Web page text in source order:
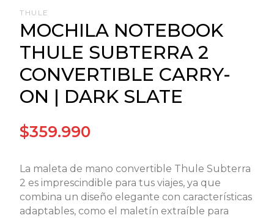
THULE
MOCHILA NOTEBOOK
THULE SUBTERRA 2
CONVERTIBLE CARRY-
ON | DARK SLATE
$359.990
La maleta de mano convertible Thule Subterra
2 es imprescindible para tus viajes, ya que
combina un diseño elegante con características
adaptables, como el maletín extraíble para